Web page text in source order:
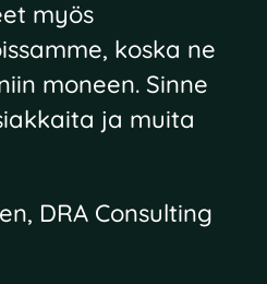
myös
koska ne
moneen. Sinne
ja muita
DRA Consulting